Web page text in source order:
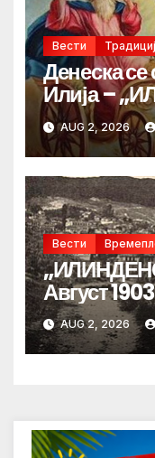
Вести
Денеска
Илија –
AUG 2, 2026
Вести
Август
AUG 2, 2026